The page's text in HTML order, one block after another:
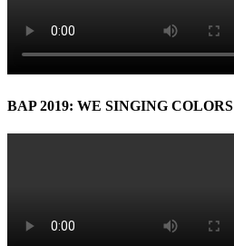
BAP 2019: WE SINGING COLORS